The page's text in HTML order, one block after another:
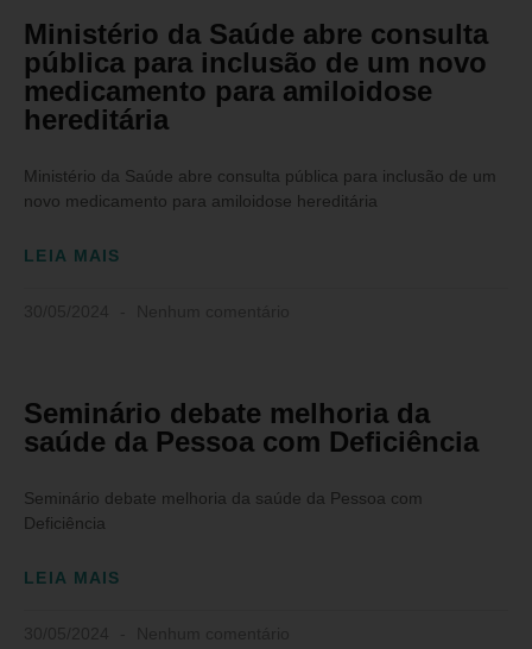
Ministério da Saúde abre consulta
pública para inclusão de um novo
medicamento para amiloidose
hereditária
Ministério da Saúde abre consulta pública para inclusão de um
novo medicamento para amiloidose hereditária
LEIA MAIS
Seminário debate melhoria da
saúde da Pessoa com Deficiência
Seminário debate melhoria da saúde da Pessoa com
Deficiência
LEIA MAIS